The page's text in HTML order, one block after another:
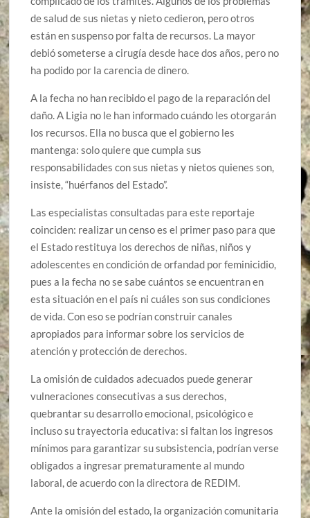
de salud de sus nietas y nieto cedieron, pero otros
están en suspenso por falta de recursos. La mayor
debió someterse a cirugía desde hace dos años, pero no
ha podido por la carencia de dinero.
A la fecha no han recibido el pago de la reparación del
daño. A Ligia no le han informado cuándo les otorgarán
los recursos. Ella no busca que el gobierno les
mantenga: solo quiere que cumpla sus
responsabilidades con sus nietas y nietos quienes son,
insiste, “huérfanos del Estado”.
Las especialistas consultadas para este reportaje
coinciden: realizar un censo es el primer paso para que
el Estado restituya los derechos de niñas, niños y
adolescentes en condición de orfandad por feminicidio,
pues a la fecha no se sabe cuántos se encuentran en
esta situación en el país ni cuáles son sus condiciones
de vida. Con eso se podrían construir canales
apropiados para informar sobre los servicios de
atención y protección de derechos.
La omisión de cuidados adecuados puede generar
vulneraciones consecutivas a sus derechos,
quebrantar su desarrollo emocional, psicológico e
incluso su trayectoria educativa: si faltan los ingresos
mínimos para garantizar su subsistencia, podrían verse
obligados a ingresar prematuramente al mundo
laboral, de acuerdo con la directora de REDIM.
Ante la omisión del estado, la organización comunitaria